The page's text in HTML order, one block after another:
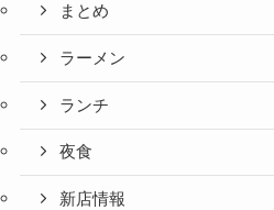
まとめ
ラーメン
ランチ
夜食
新店情報